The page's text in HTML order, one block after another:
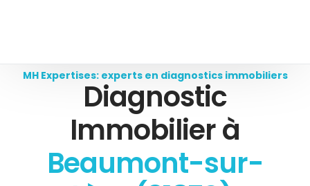
MH Expertises: experts en diagnostics immobiliers
Diagnostic
Immobilier à
Beaumont-sur-